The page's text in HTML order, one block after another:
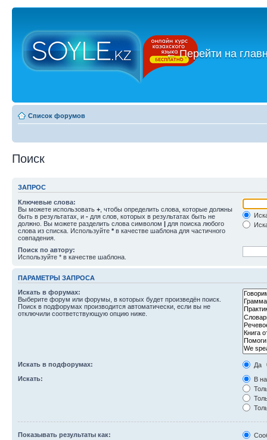
←Перейти на
Список форумов
Поиск
ЗАПРОС
Ключевые слова:
Вы можете использовать + , чтобы определить слова, которые должны
быть в результатах, и - для слов, которых в результатах быть не
должно. Вы можете разделить слова символом | для поиска любого
слова из списка. Используйте * в качестве шаблона для частичного
совпадения.
Поиск по автору:
Используйте * в качестве шаблона.
ПАРАМЕТРЫ ЗАПРОСА
Искать в форумах:
Выберите форум или форумы, в которых будет произведён поиск.
Поиск в подфорумах производится автоматически, если вы не
отключили соответствующую опцию ниже.
Искать в подфорумах:
Да
Искать:
В
Показывать результаты как: